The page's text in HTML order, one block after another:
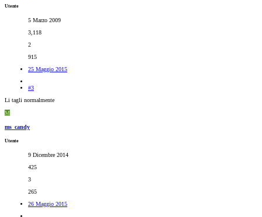
Utente
5 Marzo 2009
3,118
2
915
25 Maggio 2015
#3
Li tagli normalmente
M
ms_candy
Utente
9 Dicembre 2014
425
3
265
26 Maggio 2015